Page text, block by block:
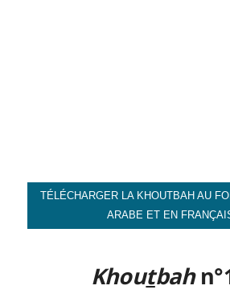
TÉLÉCHARGER LA KHOUTBAH AU
ARABE ET EN
Khoutbah